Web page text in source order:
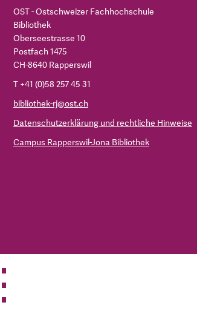
OST - Ostschweizer Fachhochschule
Bibliothek
Oberseestrasse 10
Postfach 1475
CH-8640 Rapperswil
T +41 (0)58 257 45 31
bibliothek-rj@ost.ch
Datenschutzerklärung und rechtliche Hinweise
Campus Rapperswil-Jona Bibliothek